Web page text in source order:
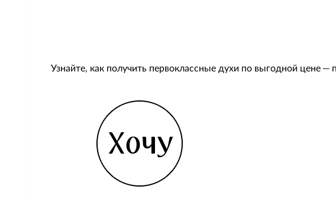
Узнайте, как получить первоклассные духи по выгодной цене —